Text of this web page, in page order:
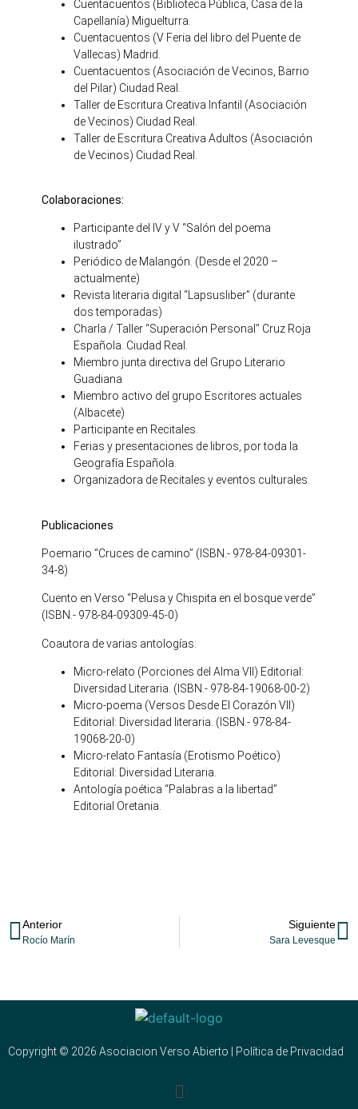
Cuentacuentos (Biblioteca Pública, Casa de la
Capellanía) Miguelturra.
Cuentacuentos (V Feria del libro del Puente de
Vallecas) Madrid.
Cuentacuentos (Asociación de Vecinos, Barrio
del Pilar) Ciudad Real.
Taller de Escritura Creativa Infantil (Asociación
de Vecinos) Ciudad Real.
Taller de Escritura Creativa Adultos (Asociación
de Vecinos) Ciudad Real.
Colaboraciones:
Participante del IV y V “Salón del poema
ilustrado”
Periódico de Malangón. (Desde el 2020 –
actualmente)
Revista literaria digital “Lapsusliber” (durante
dos temporadas)
Charla / Taller “Superación Personal” Cruz Roja
Española. Ciudad Real.
Miembro junta directiva del Grupo Literario
Guadiana
Miembro activo del grupo Escritores actuales
(Albacete)
Participante en Recitales.
Ferias y presentaciones de libros, por toda la
Geografía Española.
Organizadora de Recitales y eventos culturales.
Publicaciones
Poemario “Cruces de camino” (ISBN.- 978-84-09301-
34-8)
Cuento en Verso “Pelusa y Chispita en el bosque verde”
(ISBN.- 978-84-09309-45-0)
Coautora de varias antologías:
Micro-relato (Porciones del Alma VII) Editorial:
Diversidad Literaria. (ISBN.- 978-84-19068-00-2)
Micro-poema (Versos Desde El Corazón VII)
Editorial: Diversidad literaria. (ISBN.- 978-84-
19068-20-0)
Micro-relato Fantasía (Erotismo Poético)
Editorial: Diversidad Literaria.
Antología poética “Palabras a la libertad”
Editorial Oretania.
Anterior
Rocío Marín
Siguiente
Sara Levesque
Copyright © 2026 Asociacion Verso Abierto | Política de Privacidad